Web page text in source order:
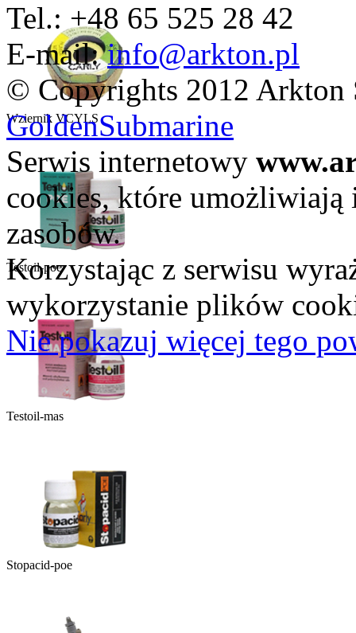
Wziernik VCYLS
Testoil-poe
Testoil-mas
Stopacid-poe
Tel.: +48 65 525 28 42
E-mail:info@arkton.pl
© Copyrights 2012 Arkton
GoldenSubmarine
Serwis internetowy
cookies, które umożliwiają
zasobów.
Korzystając z serwisu
wykorzystanie plików
Nie pokazuj więcej tego